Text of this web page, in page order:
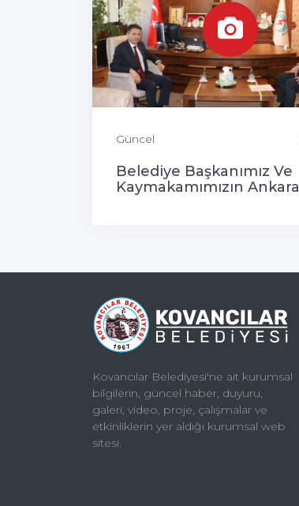
Güncel
Belediye Başkanımız Ve
Kaymakamımızın Ankara
Kovancılar Belediyesi'ne ait kurumsal
bilgilerin, güncel haber, duyuru,
galeri, video, proje, çalışmalar ve
etkinliklerin yer aldığı kurumsal web
sitesi.